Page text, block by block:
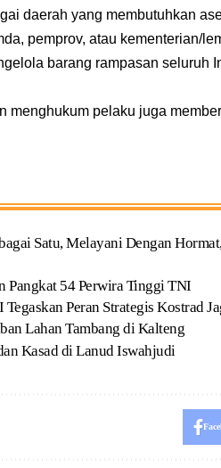
daerah yang membutuhkan
pemprov, atau kementerian/
barang rampasan seluruh
menghukum pelaku juga
Satu, Melayani Dengan
Pangkat 54 Perwira Tinggi TNI
Peran Strategis Kostrad
Lahan Tambang di Kalteng
Kasad di Lanud Iswahjudi